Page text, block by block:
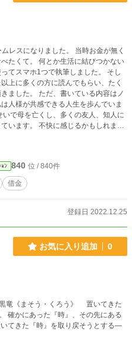
レスになりました。 当時お金が無く
たくて。 何とか生活に結びつかない
スマホ1つで執筆しました。 そし
上に多くの方に読んでもらい、たく
ました。 ただ、書いている内容はノ
人様が共感できる人生を歩んでいま
で母を亡くし、多くの友人、知人に
じるかもしれませ
だけ読んでください。 そして、
んの方が読んで
フィクションでは1位を獲得できまし
ならないように、そして我が子が私の
ｮﾝ 840 位 / 840件
借金
登録日 2022.12.25
お気に入り追加 0
そう・くろう》 置いてきた
確かにあった『時』、その先にある